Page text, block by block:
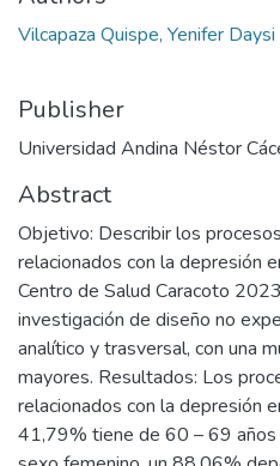
Vilcapaza Quispe, Yenifer Daysi
Publisher
Universidad Andina Néstor
Abstract
Objetivo: Describir los
relacionados con la depresión
Centro de Salud Caracoto
investigación de diseño no
analítico y trasversal, con una
mayores. Resultados: Los
relacionados con la depresión
41,79% tiene de 60 – 69